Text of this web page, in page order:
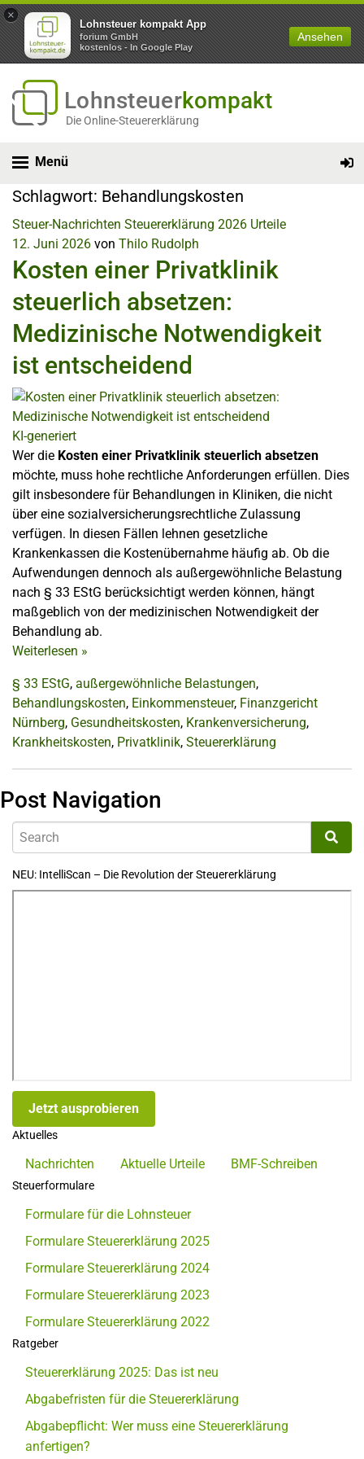
×
Lohnsteuer kompakt App
forium GmbH
kostenlos - In Google Play
Ansehen
Lohnsteuerkompakt
Die Online-Steuererklärung
Menü
Schlagwort: Behandlungskosten
Steuer-Nachrichten Steuererklärung 2026 Urteile
12. Juni 2026 von Thilo Rudolph
Kosten einer Privatklinik
steuerlich absetzen:
Medizinische Notwendigkeit
ist entscheidend
KI-generiert
Wer die Kosten einer Privatklinik steuerlich absetzen
möchte, muss hohe rechtliche Anforderungen erfüllen. Dies
gilt insbesondere für Behandlungen in Kliniken, die nicht
über eine sozialversicherungsrechtliche Zulassung
verfügen. In diesen Fällen lehnen gesetzliche
Krankenkassen die Kostenübernahme häufig ab. Ob die
Aufwendungen dennoch als außergewöhnliche Belastung
nach § 33 EStG berücksichtigt werden können, hängt
maßgeblich von der medizinischen Notwendigkeit der
Behandlung ab.
Weiterlesen »
§ 33 EStG, außergewöhnliche Belastungen,
Behandlungskosten, Einkommensteuer, Finanzgericht
Nürnberg, Gesundheitskosten, Krankenversicherung,
Krankheitskosten, Privatklinik, Steuererklärung
Post Navigation
NEU: IntelliScan – Die Revolution der Steuererklärung
Jetzt ausprobieren
Aktuelles
Nachrichten Aktuelle Urteile BMF-Schreiben
Steuerformulare
Formulare für die Lohnsteuer
Formulare Steuererklärung 2025
Formulare Steuererklärung 2024
Formulare Steuererklärung 2023
Formulare Steuererklärung 2022
Ratgeber
Steuererklärung 2025: Das ist neu
Abgabefristen für die Steuererklärung
Abgabepflicht: Wer muss eine Steuererklärung
anfertigen?